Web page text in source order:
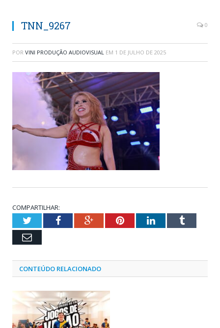
TNN_9267 0
POR VINI PRODUÇÃO AUDIOVISUAL EM 1 DE JULHO DE 2025
COMPARTILHAR:
TwitterFacebookGoogle+PinterestLinkedInTumblr
Email
CONTEÚDO RELACIONADO